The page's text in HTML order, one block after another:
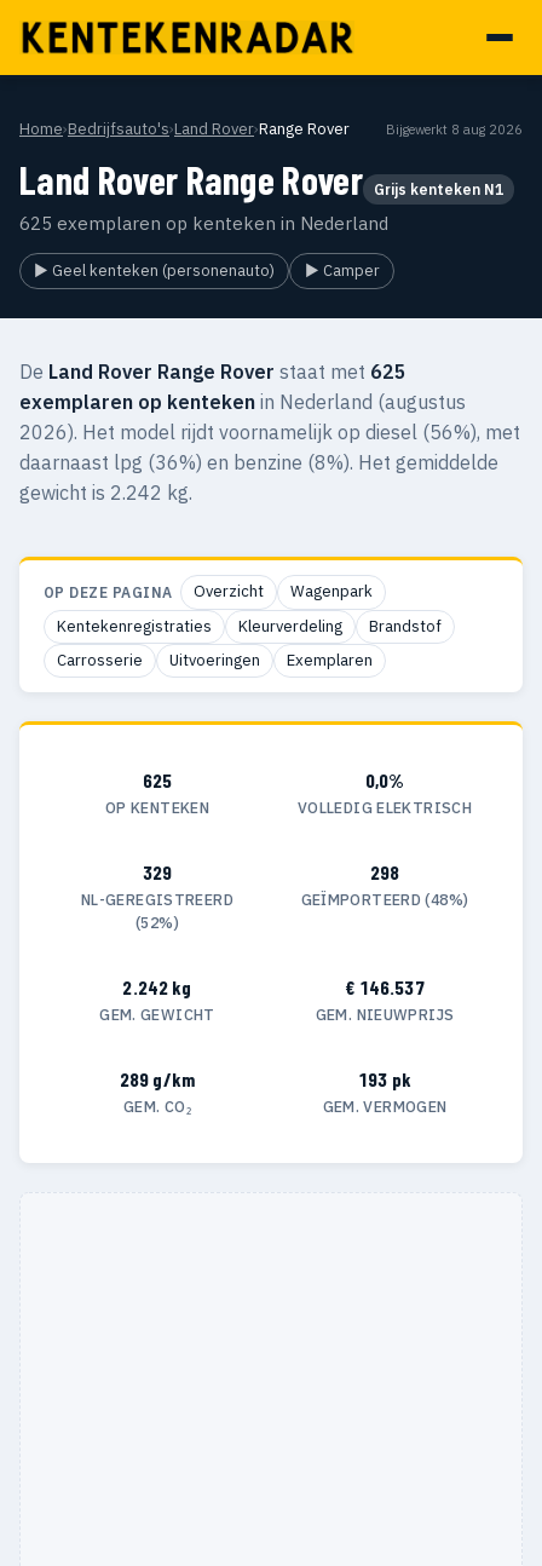
Home›Bedrijfsauto's›Land Rover›Range Rover Bijgewerkt 8 aug 2026
Land Rover Range Rover Grijs kenteken N1
625 exemplaren op kenteken in Nederland
▶ Geel kenteken (personenauto) ▶ Camper
De Land Rover Range Rover staat met 625
exemplaren op kenteken in Nederland (augustus
2026). Het model rijdt voornamelijk op diesel (56%), met
daarnaast lpg (36%) en benzine (8%). Het gemiddelde
gewicht is 2.242 kg.
OP DEZE PAGINA Overzicht
Wagenpark
Kentekenregistraties
Kleurverdeling
Brandstof
Carrosserie
Uitvoeringen Exemplaren
625
OP KENTEKEN
0,0%
VOLLEDIG ELEKTRISCH
329
NL-GEREGISTREERD
(52%)
298
GEÏMPORTEERD (48%)
2.242 kg
GEM. GEWICHT
€ 146.537
GEM. NIEUWPRIJS
289 g/km
GEM. CO₂
193 pk
GEM. VERMOGEN